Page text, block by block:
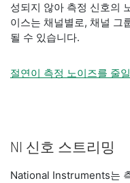
성되지 않아 측정 신호의
이스는 채널별로, 채널 그
될 수 있습니다.
절연이 측정 노이즈를 줄
NI 신호 스트리밍
National Instruments는